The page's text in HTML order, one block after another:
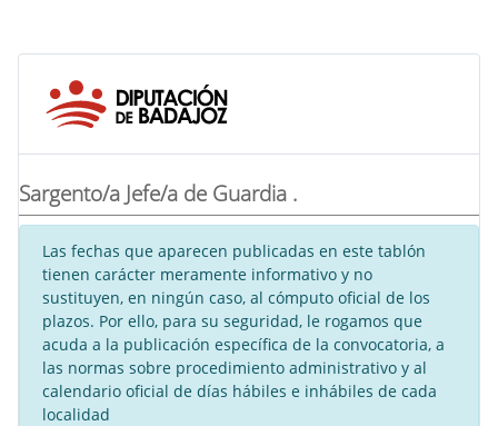
Sargento/a Jefe/a de Guardia .
Las fechas que aparecen publicadas en este tablón
tienen carácter meramente informativo y no
sustituyen, en ningún caso, al cómputo oficial de los
plazos. Por ello, para su seguridad, le rogamos que
acuda a la publicación específica de la convocatoria, a
las normas sobre procedimiento administrativo y al
calendario oficial de días hábiles e inhábiles de cada
localidad